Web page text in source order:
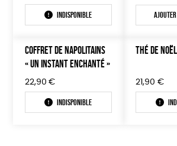
prix
initial
prix
actuel
Indisponible Ajouter
COFFRET DE NAPOLITAINS
« UN INSTANT ENCHANTÉ »
22,90 €
Indisponible
THÉ DE
21,90 €